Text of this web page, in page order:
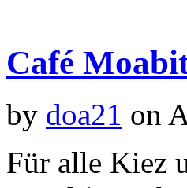
Café
by doa21 on
Für alle Kiez